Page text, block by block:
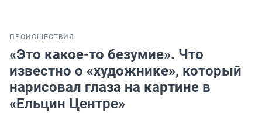
ПРОИСШЕСТВИЯ
«Это какое-то безумие». Что
известно о «художнике», который
нарисовал глаза на картине в
«Ельцин Центре»